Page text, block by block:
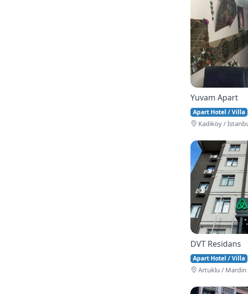
Yuvam Apart
Apart Hotel / Villa
Kadiköy /
DVT Residans
Apart Hotel / Villa
Artuklu / Mardin